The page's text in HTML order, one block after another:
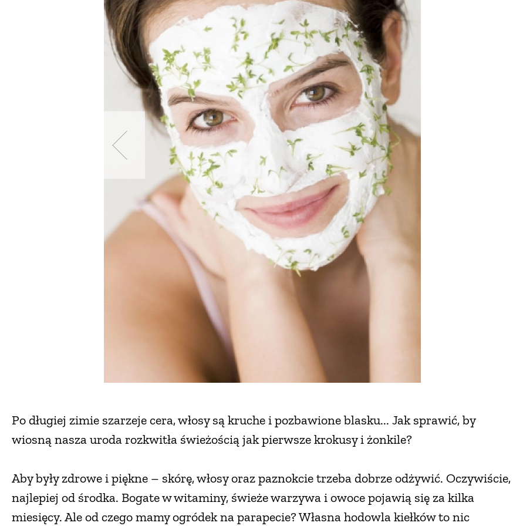
Po długiej zimie szarzeje cera, włosy są kruche i pozbawione blasku... Jak sprawić, by
wiosną nasza uroda rozkwitła świeżością jak pierwsze krokusy i żonkile?
Aby były zdrowe i piękne – skórę, włosy oraz paznokcie trzeba dobrze odżywić. Oczywiście,
najlepiej od środka. Bogate w witaminy, świeże warzywa i owoce pojawią się za kilka
miesięcy. Ale od czego mamy ogródek na parapecie? Własna hodowla kiełków to nic